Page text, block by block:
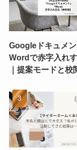
Googleドキュメン
Wordで赤字入れ
｜提案モードと校